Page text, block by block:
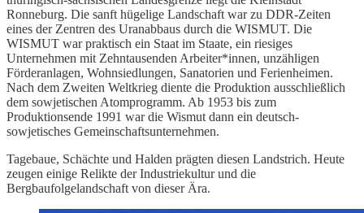
Ronneburg. Die sanft hügelige Landschaft war zu DDR-Zeiten
eines der Zentren des Uranabbaus durch die WISMUT. Die
WISMUT war praktisch ein Staat im Staate, ein riesiges
Unternehmen mit Zehntausenden Arbeiter*innen, unzähligen
Förderanlagen, Wohnsiedlungen, Sanatorien und Ferienheimen.
Nach dem Zweiten Weltkrieg diente die Produktion ausschließlich
dem sowjetischen Atomprogramm. Ab 1953 bis zum
Produktionsende 1991 war die Wismut dann ein deutsch-
sowjetisches Gemeinschaftsunternehmen.
Tagebaue, Schächte und Halden prägten diesen Landstrich. Heute
zeugen einige Relikte der Industriekultur und die
Bergbaufolgelandschaft von dieser Ära.